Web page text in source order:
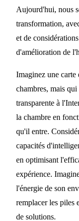
Aujourd'hui, nous
transformation,
et de
d'amélioration de
Imaginez une carte
chambres, mais
transparente à
la chambre en
qu'il entre.
capacités
en optimisant
expérience.
l'énergie de son
remplacer les piles
de solutions.